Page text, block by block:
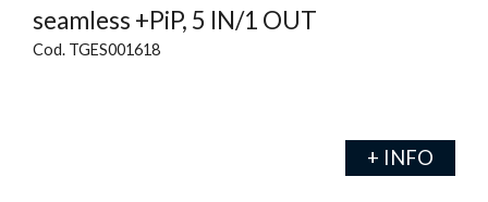
seamless +PiP, 5 IN/1 OUT
Cod. TGES001618
+ INFO